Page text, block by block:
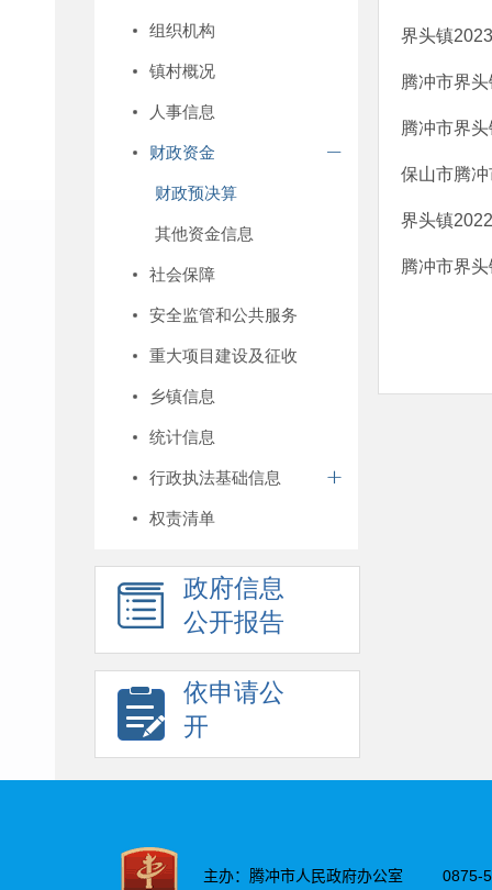
组织机构
镇村概况
人事信息
财政资金
财政预决算
其他资金信息
社会保障
安全监管和公共服务
重大项目建设及征收
乡镇信息
统计信息
行政执法基础信息
权责清单
政府信息
公开报告
依申请公
开
界头镇
腾冲市界
腾冲市界
保山市腾
界头镇
腾冲市界